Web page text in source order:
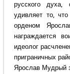
русского духа,
удивляет то,
орденом
награждается
идеолог
приграничных
Ярослав Мудрый